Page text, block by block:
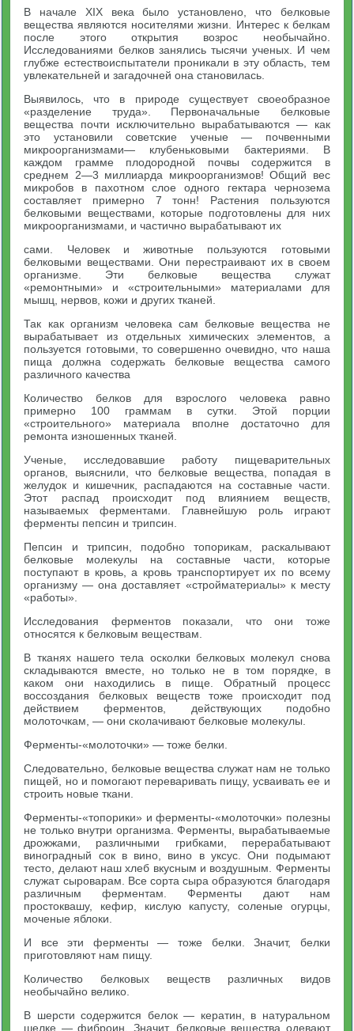
В начале XIX века было установлено, что белковые
вещества являются носителями жизни. Интерес к белкам
после этого открытия возрос необычайно.
Исследованиями белков занялись тысячи ученых. И чем
глубже естествоиспытатели проникали в эту область, тем
увлекательней и загадочней она становилась.
Выявилось, что в природе существует своеобразное
«разделение труда». Первоначальные белковые
вещества почти исключительно вырабатываются — как
это установили советские ученые — почвенными
микроорганизмами— клубеньковыми бактериями. В
каждом грамме плодородной почвы содержится в
среднем 2—3 миллиарда микроорганизмов! Общий вес
микробов в пахотном слое одного гектара чернозема
составляет примерно 7 тонн! Растения пользуются
белковыми веществами, которые подготовлены для них
микроорганизмами, и частично вырабатывают их
сами. Человек и животные пользуются готовыми
белковыми веществами. Они перестраивают их в своем
организме. Эти белковые вещества служат
«ремонтными» и «строительными» материалами для
мышц, нервов, кожи и других тканей.
Так как организм человека сам белковые вещества не
вырабатывает из отдельных химических элементов, а
пользуется готовыми, то совершенно очевидно, что наша
пища должна содержать белковые вещества самого
различного качества
Количество белков для взрослого человека равно
примерно 100 граммам в сутки. Этой порции
«строительного» материала вполне достаточно для
ремонта изношенных тканей.
Ученые, исследовавшие работу пищеварительных
органов, выяснили, что белковые вещества, попадая в
желудок и кишечник, распадаются на составные части.
Этот распад происходит под влиянием веществ,
называемых ферментами. Главнейшую роль играют
ферменты пепсин и трипсин.
Пепсин и трипсин, подобно топорикам, раскалывают
белковые молекулы на составные части, которые
поступают в кровь, а кровь транспортирует их по всему
организму — она доставляет «стройматериалы» к месту
«работы».
Исследования ферментов показали, что они тоже
относятся к белковым веществам.
В тканях нашего тела осколки белковых молекул снова
складываются вместе, но только не в том порядке, в
каком они находились в пище. Обратный процесс
воссоздания белковых веществ тоже происходит под
действием ферментов, действующих подобно
молоточкам, — они сколачивают белковые молекулы.
Ферменты-«молоточки» — тоже белки.
Следовательно, белковые вещества служат нам не только
пищей, но и помогают переваривать пищу, усваивать ее и
строить новые ткани.
Ферменты-«топорики» и ферменты-«молоточки» полезны
не только внутри организма. Ферменты, вырабатываемые
дрожжами, различными грибками, перерабатывают
виноградный сок в вино, вино в уксус. Они подымают
тесто, делают наш хлеб вкусным и воздушным. Ферменты
служат сыроварам. Все сорта сыра образуются благодаря
различным ферментам. Ферменты дают нам
простоквашу, кефир, кислую капусту, соленые огурцы,
моченые яблоки.
И все эти ферменты — тоже белки. Значит, белки
приготовляют нам пищу.
Количество белковых веществ различных видов
необычайно велико.
В шерсти содержится белок — кератин, в натуральном
шелке — фиброин. Значит, белковые вещества одевают